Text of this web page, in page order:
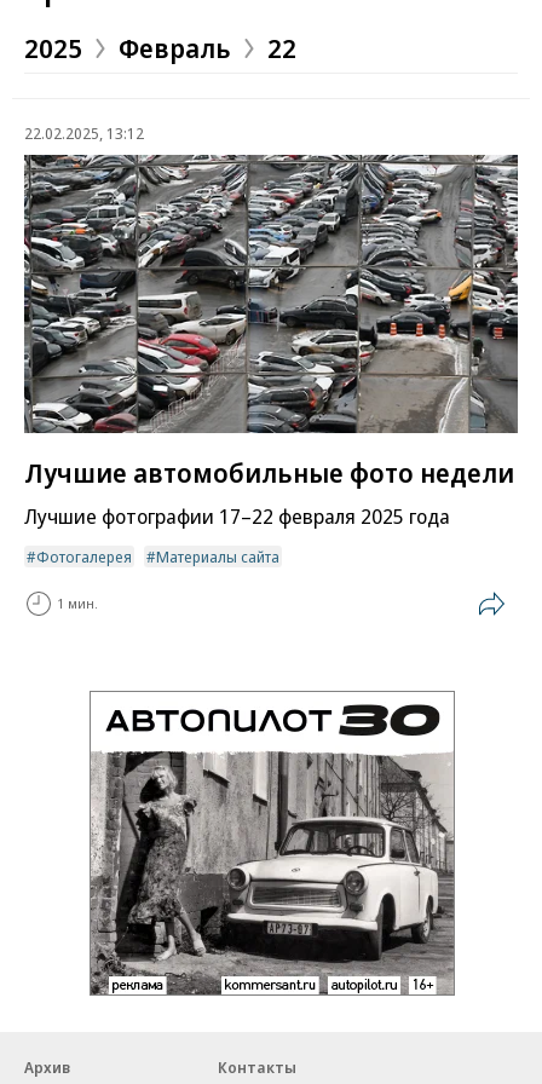
2025 Февраль 22
22.02.2025, 13:12
Лучшие автомобильные фото недели
Лучшие фотографии 17–22 февраля 2025 года
Фотогалерея Материалы сайта
1 мин.
Архив
Контакты